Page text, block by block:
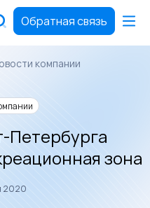
Обратная связь
компании
Петербурга
зона
2020